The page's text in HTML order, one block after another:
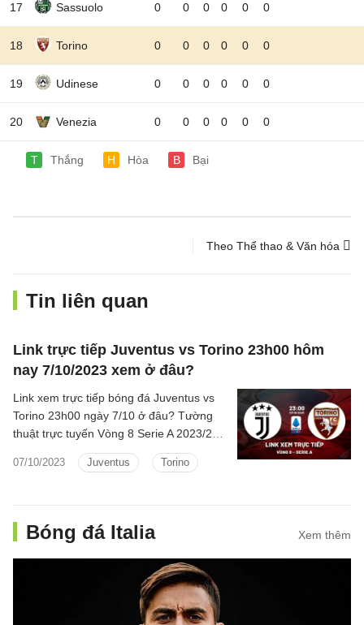
17 Sassuolo 0 0 0 0 0 0
18 Torino 0 0 0 0 0 0
19 Udinese 0 0 0 0 0 0
20 Venezia 0 0 0 0 0 0
T Thắng H Hòa B Bại
Theo Thể thao & Văn hóa
Tin liên quan
Link trực tiếp Juventus vs Torino 23h00 hôm
nay 7/10/2023 xem ở đâu?
07/10/2023 Juventus Torino
Link xem trực tiếp bóng đá Juventus vs
Torino 23h00 ngày 7/10 ở đâu? Tường
thuật trực tuyến Vòng 8 Serie A 2023/24
Torino vs Juventus kênh nào?
Bóng đá Italia Xem thêm